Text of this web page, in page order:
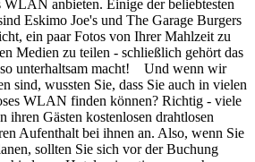
WLAN anbieten. Einige der beliebtesten
Eskimo Joe's und The Garage Burgers
ein paar Fotos von Ihrer Mahlzeit zu
Medien zu teilen - schließlich gehört das
so unterhaltsam macht! Und wenn wir
sind, wussten Sie, dass Sie auch in vielen
WLAN finden können? Richtig - viele
ihren Gästen kostenlosen drahtlosen
Aufenthalt bei ihnen an. Also, wenn Sie
sollten Sie sich vor der Buchung